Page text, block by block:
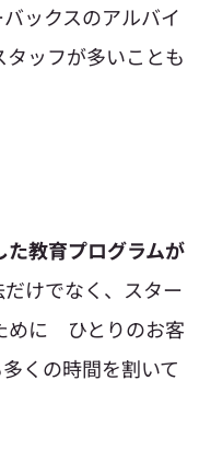
ックスのアルバイ
ッフが多いことも
た教育プログラムが
けでなく、スター
めに ひとりのお客
くの時間を割いて